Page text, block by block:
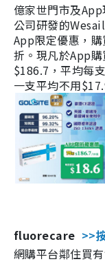
億家世門市及
公司研發的
App限定優惠，
折。現凡於App
$186.7，平均每
一支平均不用
fluorecare >>
網購平台鄰住買